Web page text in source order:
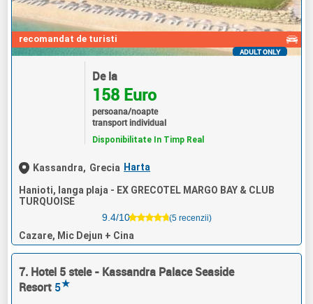
recomandat de turisti
ADULT ONLY
De la
158 Euro
persoana/noapte
transport individual
Disponibilitate In Timp Real
Kassandra, Grecia Harta
Hanioti, langa plaja - EX GRECOTEL MARGO BAY & CLUB
TURQUOISE
9.4/10
(5 recenzii)
Cazare, Mic Dejun + Cina
7. Hotel 5 stele - Kassandra Palace Seaside
Resort 5★